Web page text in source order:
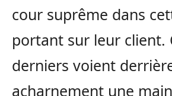
cour suprême dans
portant sur leur client.
derniers voient
acharnement une